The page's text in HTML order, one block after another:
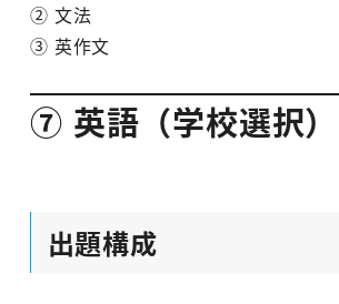
② 文法
③ 英作文
⑦ 英語（学校選択）
出題構成